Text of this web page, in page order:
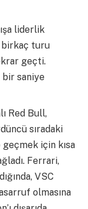
liderlik
turu
geçti.
bir saniye
Red Bull,
sıradaki
için kısa
Ferrari,
VSC
olmasına